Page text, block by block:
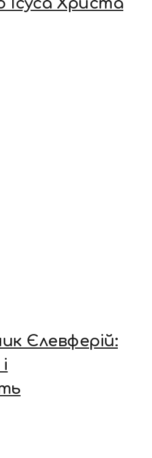
Єлевферій: